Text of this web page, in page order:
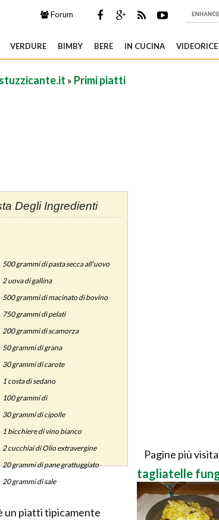
Forum
VERDURE BIMBY BERE IN CUCINA
stuzzicante.it » Primi piatti
Degli Ingredienti
500grammi di pasta secca all'uovo
2uova di gallina
500grammi di macinato di bovino
750grammi di pelati
200grammi di scamorza
50grammi di grana
30grammi di carote
1costa di sedano
100grammi di
30grammi di cipolle
1bicchiere di vino bianco
2cucchiai di Olio extravergine
20grammi di pane grattuggiato
20grammi di sale
un piatti tipicamente
Pagine più
tagliatelle